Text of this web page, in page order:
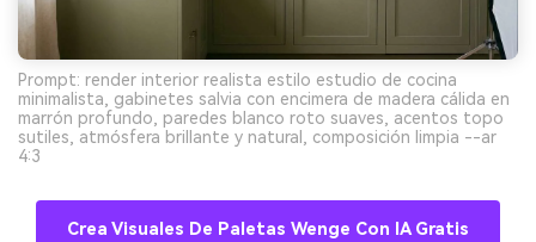
Prompt: render interior realista estilo estudio de cocina
minimalista, gabinetes salvia con encimera de madera cálida en
marrón profundo, paredes blanco roto suaves, acentos topo
sutiles, atmósfera brillante y natural, composición limpia --ar
4:3
Crea Visuales De Paletas Wenge Con IA Gratis